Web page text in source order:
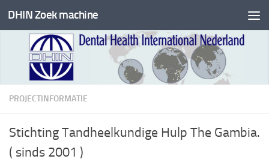
Doorgaan naar inhoud
DHIN Zoek machine
PROJECTINFORMATIE
Stichting Tandheelkundige Hulp The Gambia.
( sinds 2001 )